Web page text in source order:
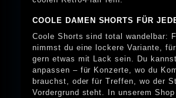
COOLE DAMEN SHORTS FÜR
Coole Shorts sind total wandelbar:
nimmst du eine lockere Variante,
gern etwas mit Lack sein. Du
anpassen – für Konzerte, wo du
brauchst, oder für Treffen, wo der
Vordergrund steht. In unserem